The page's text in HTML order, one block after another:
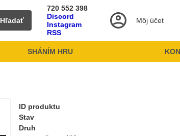
Hľadať
720 552 398
Discord
Instagram
RSS
Môj účet
SHÁNÍM HRU
ID produktu
Stav
Druh